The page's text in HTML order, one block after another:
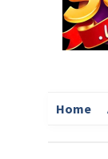
Home